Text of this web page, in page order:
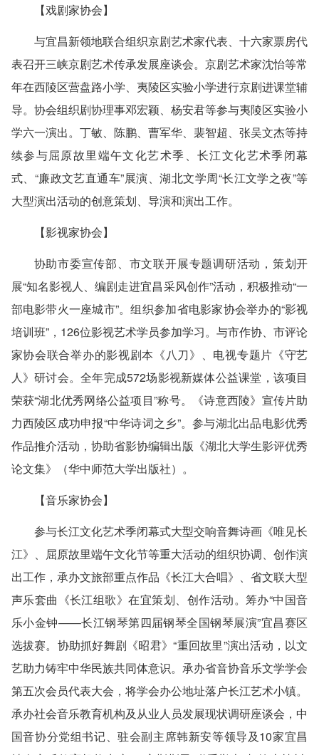
【戏剧家协会】
与宜昌新领地联合组织京剧艺术家代表、十六家票房代
表召开三峡京剧艺术传承发展座谈会。京剧艺术家沈怡等常
年在西陵区营盘路小学、夷陵区实验小学进行京剧进课堂辅
导。协会组织剧协理事邓宏颖、杨安君等参与夷陵区实验小
学六一演出。丁敏、陈鹏、曹军华、裴智超、张吴文杰等持
续参与屈原故里端午文化艺术季、长江文化艺术季闭幕
式、“廉政文艺直通车”展演、湖北文学周“长江文学之夜”等
大型演出活动的创意策划、导演和演出工作。
【影视家协会】
协助市委宣传部、市文联开展专题调研活动，策划开
展“知名影视人、编剧走进宜昌采风创作”活动，积极推动“一
部电影带火一座城市”。组织参加省电影家协会举办的“影视
培训班”，126位影视艺术学员参加学习。与市作协、市评论
家协会联合举办的影视剧本《八刀》、电视专题片《守艺
人》研讨会。全年完成572场影视新媒体公益课堂，该项目
荣获“湖北优秀网络公益项目”称号。《诗意西陵》宣传片助
力西陵区成功申报“中华诗词之乡”。参与湖北出品电影优秀
作品推介活动，协助省影协编辑出版《湖北大学生影评优秀
论文集》（华中师范大学出版社）。
【音乐家协会】
参与长江文化艺术季闭幕式大型交响音舞诗画《唯见长
江》、屈原故里端午文化节等重大活动的组织协调、创作演
出工作，承办文旅部重点作品《长江大合唱》、省文联大型
声乐套曲《长江组歌》在宜策划、创作活动。筹办“中国音
乐小金钟——长江钢琴第四届钢琴全国钢琴展演”宜昌赛区
选拔赛。协助抓好舞剧《昭君》“重回故里”演出活动，以文
艺助力铸牢中华民族共同体意识。承办省音协音乐文学学会
第五次会员代表大会，将学会办公地址落户长江艺术小镇。
承办社会音乐教育机构及从业人员发展现状调研座谈会，中
国音协分党组书记、驻会副主席韩新安等领导及10家宜昌